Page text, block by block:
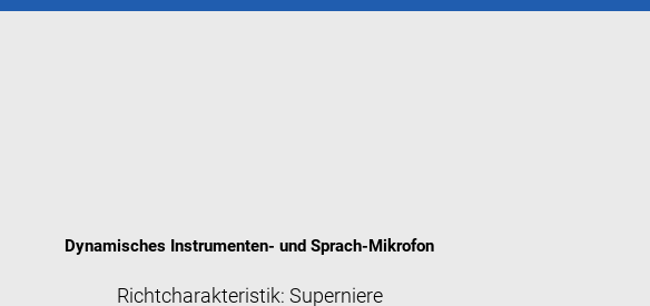
Dynamisches Instrumenten- und Sprach-Mikrofon
Richtcharakteristik: Superniere